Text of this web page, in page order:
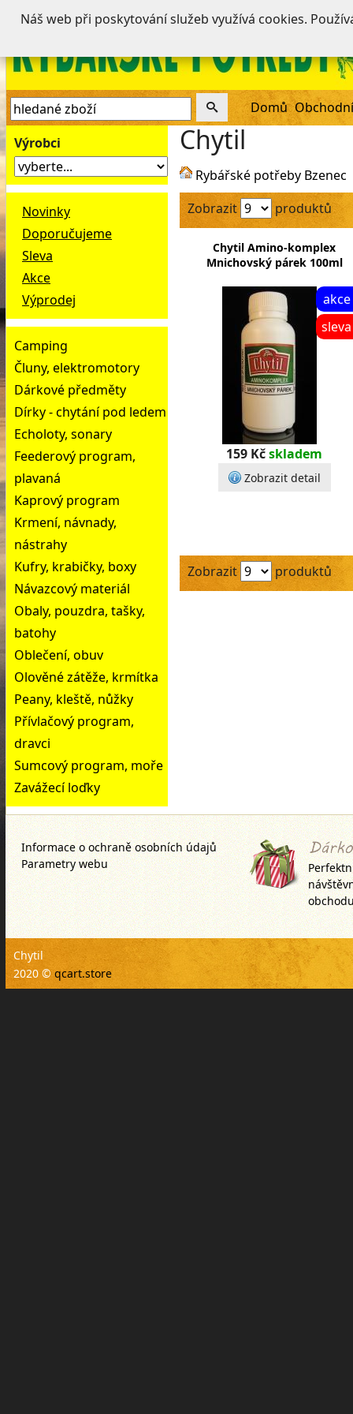
Domů
Výrobci
Novinky
Doporučujeme
Sleva
Akce
Výprodej
Camping
Čluny, elektromotory
Dárkové předměty
Dírky - chytání pod ledem
Echoloty, sonary
Feederový program,
plavaná
Kaprový program
Krmení, návnady,
nástrahy
Kufry, krabičky, boxy
Návazcový materiál
Obaly, pouzdra, tašky,
batohy
Oblečení, obuv
Olověné zátěže, krmítka
Peany, kleště, nůžky
Přívlačový program,
dravci
Sumcový program, moře
Zavážecí loďky
Chytil
Rybářské potřeby Bzenec
Zobrazit
produktů
Chytil Amino-komplex
Mnichovský párek 100ml
akce
sleva
159 Kčskladem
Zobrazit detail
Zobrazit produktů
Informace o ochraně osobních údajů
Parametry webu
Chytil
2020 © qcart.store
Náš web při poskytování služeb využívá cookies.